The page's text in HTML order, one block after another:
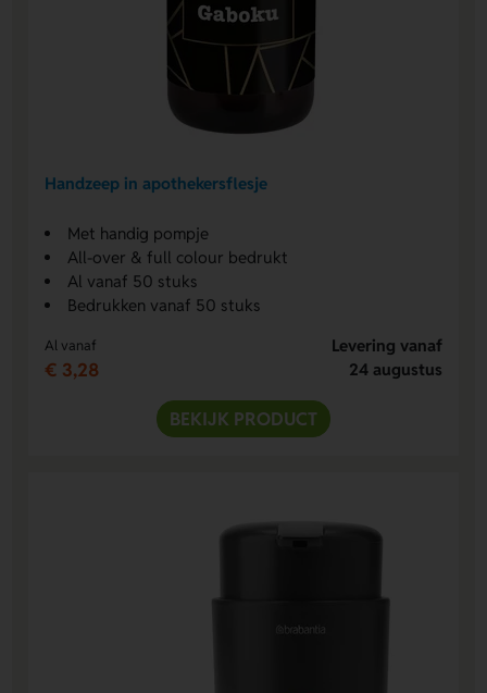
Handzeep in apothekersflesje
Met handig pompje
All-over & full colour bedrukt
Al vanaf 50 stuks
Bedrukken vanaf 50 stuks
Al vanaf
€ 3,28
Levering vanaf
24 augustus
BEKIJK PRODUCT